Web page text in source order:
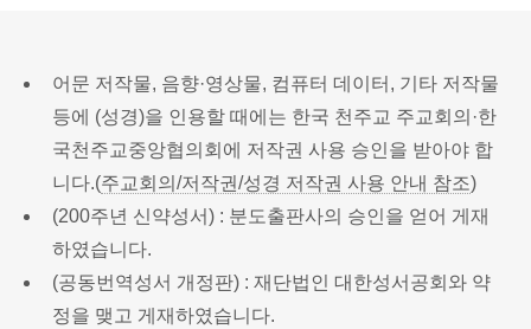
어문 저작물, 음향·영상물, 컴퓨터 데이터, 기타 저작물
등에 (성경)을 인용할 때에는 한국 천주교 주교회의·한
국천주교중앙협의회에 저작권 사용 승인을 받아야 합
니다.(주교회의/저작권/성경 저작권 사용 안내 참조)
(200주년 신약성서) : 분도출판사의 승인을 얻어 게재
하였습니다.
(공동번역성서 개정판) : 재단법인 대한성서공회와 약
정을 맺고 게재하였습니다.